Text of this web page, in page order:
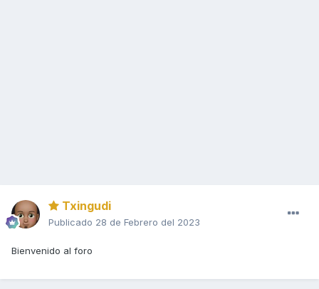
Txingudi
Publicado 28 de Febrero del 2023
Bienvenido al foro